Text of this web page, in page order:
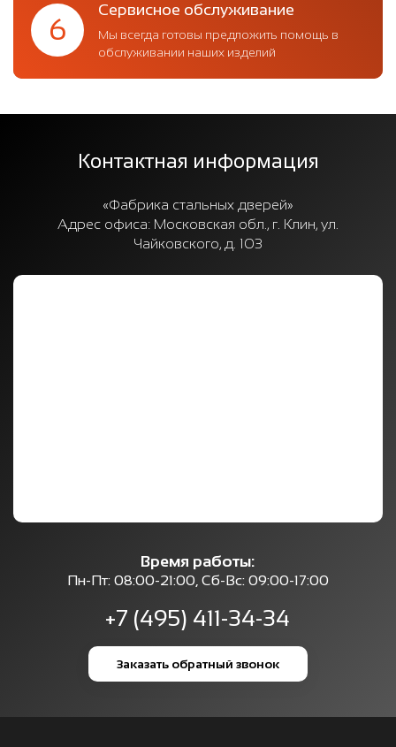
6
Сервисное обслуживание
Мы всегда готовы предложить помощь в
обслуживании наших изделий
Контактная информация
«Фабрика стальных дверей»
Адрес офиса: Московская обл., г. Клин, ул.
Чайковского, д. 103
Время работы:
Пн-Пт: 08:00-21:00, Сб-Вс: 09:00-17:00
+7 (495) 411-34-34
Заказать обратный звонок